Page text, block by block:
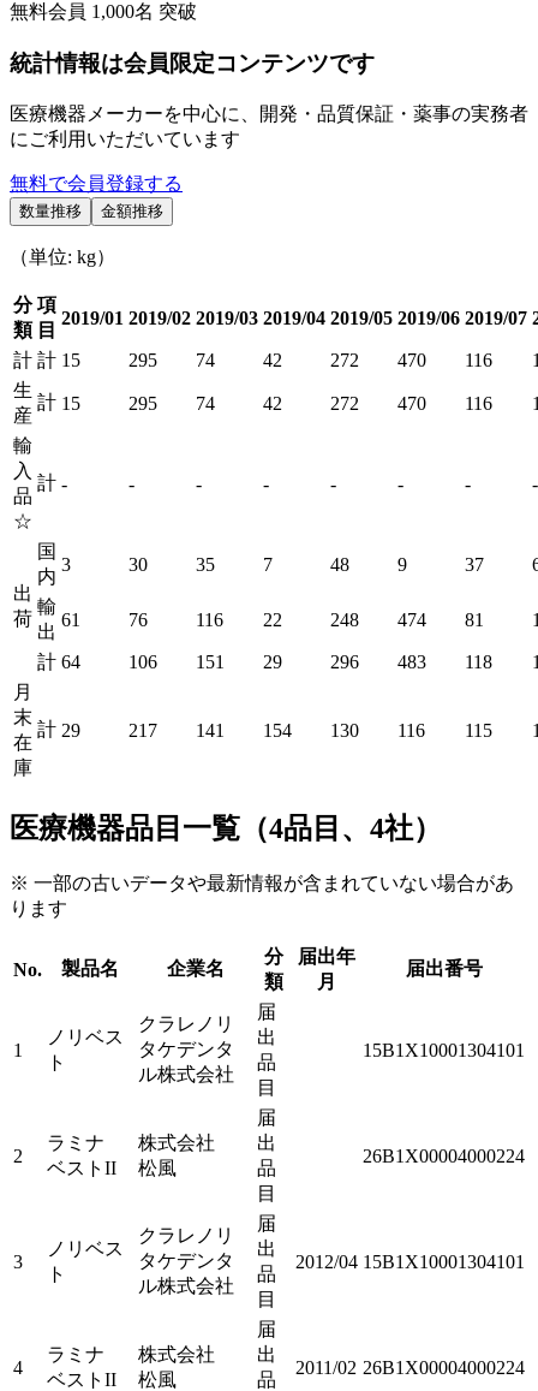
無料会員 1,000名 突破
統計情報は会員限定コンテンツです
医療機器メーカーを中心に、開発・品質保証・薬事の実務者
にご利用いただいています
無料で会員登録する
数量推移 金額推移
（単位: kg）
分
類
項
目
2019/01 2019/02 2019/03 2019/04 2019/05 2019/06 2019/07
計 計 15 295 74 42 272 470 116
生
産
計 15 295 74 42 272 470 116
輸
入
品
☆
計 - - - - - - - -
出
荷
国
内
3 30 35 7 48 9 37
輸
出
61 76 116 22 248 474 81
計 64 106 151 29 296 483 118
月
末
在
庫
計 29 217 141 154 130 116 115
医療機器品目一覧（4品目、4社）
※ 一部の古いデータや最新情報が含まれていない場合があ
ります
No. 製品名 企業名
分
類
届出年
月
届出番号
1
ノリベス
ト
クラレノリ
タケデンタ
ル株式会社
届
出
品
目
15B1X10001304101
2
ラミナ
ベストII
株式会社
松風
届
出
品
目
26B1X00004000224
3
ノリベス
ト
クラレノリ
タケデンタ
ル株式会社
届
出
品
目
2012/04 15B1X10001304101
4
ラミナ
ベストII
株式会社
松風
届
出
品
2011/02 26B1X00004000224